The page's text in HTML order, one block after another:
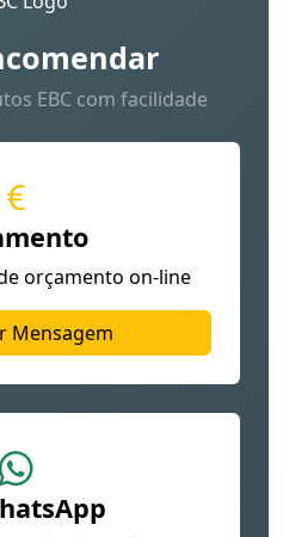
EBC com facilidade
orçamento on-line
Mensagem